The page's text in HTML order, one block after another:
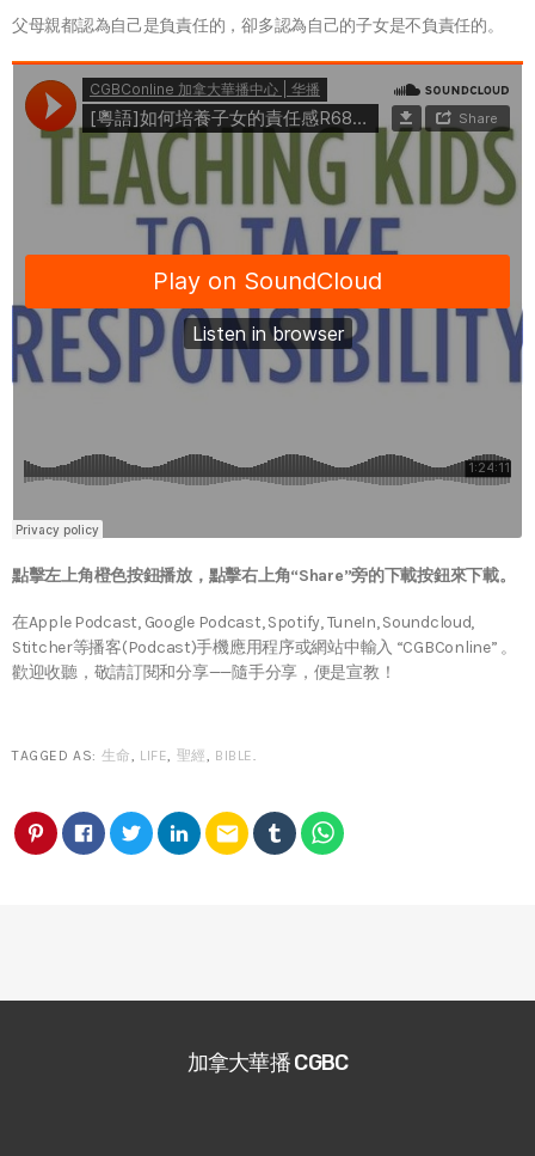
父母親都認為自己是負責任的，卻多認為自己的子女是不負責任的。
點擊左上角橙色按鈕播放，點擊右上角“Share”旁的下載按鈕來下載。
在Apple Podcast, Google Podcast, Spotify, TuneIn, Soundcloud,
Stitcher等播客(Podcast)手機應用程序或網站中輸入 “CGBConline” 。
歡迎收聽，敬請訂閱和分享——隨手分享，便是宣教！
TAGGED AS: 生命, LIFE, 聖經, BIBLE.
email
加拿大華播 CGBC